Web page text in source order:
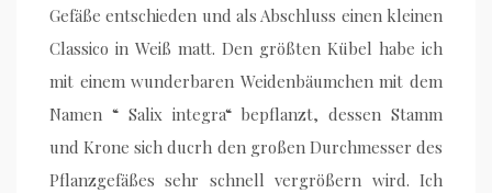
Gefäße entschieden und als Abschluss einen kleinen
Classico in Weiß matt. Den größten Kübel habe ich
mit einem wunderbaren Weidenbäumchen mit dem
Namen “ Salix integra“ bepflanzt, dessen Stamm
und Krone sich ducrh den großen Durchmesser des
Pflanzgefäßes sehr schnell vergrößern wird. Ich